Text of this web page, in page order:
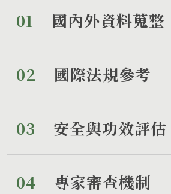
01 國內外資料蒐整
02 國際法規參考
03 安全與功效評估
04 專家審查機制